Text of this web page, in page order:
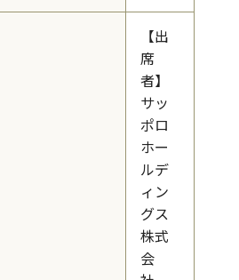
【出
席
者】
サッ
ポロ
ホー
ルデ
ィン
グス
株式
会